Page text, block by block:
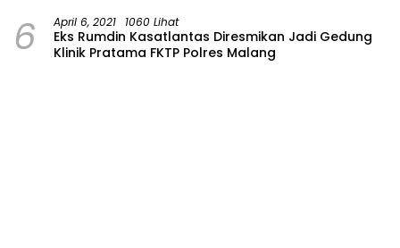
6 April 6, 2021 1060 Lihat
Eks Rumdin Kasatlantas Diresmikan Jadi Gedung
Klinik Pratama FKTP Polres Malang